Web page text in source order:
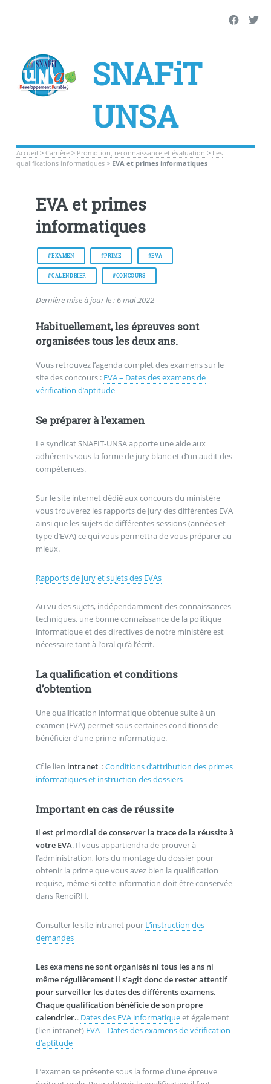
SNAFiT
UNSA
Accueil > Carrière> Promotion, reconnaissance et évaluation > Les
qualifications informatiques> EVA et primes informatiques
EVA et primes
informatiques
#EXAMEN #PRIME #EVA
#CALENDRIER #CONCOURS
Dernière mise à jour le : 6 mai 2022
Habituellement, les épreuves sont
organisées tous les deux ans.
Vous retrouvez l’agenda complet des examens sur le
site des concours : EVA – Dates des examens de
vérification d’aptitude
Se préparer à l’examen
Le syndicat SNAFIT-UNSA apporte une aide aux
adhérents sous la forme de jury blanc et d’un audit des
compétences.
Sur le site internet dédié aux concours du ministère
vous trouverez les rapports de jury des différentes EVA
ainsi que les sujets de différentes sessions (années et
type d’EVA) ce qui vous permettra de vous préparer au
mieux.
Rapports de jury et sujets des EVAs
Au vu des sujets, indépendamment des connaissances
techniques, une bonne connaissance de la politique
informatique et des directives de notre ministère est
nécessaire tant à l’oral qu’à l’écrit.
La qualification et conditions
d’obtention
Une qualification informatique obtenue suite à un
examen (EVA) permet sous certaines conditions de
bénéficier d’une prime informatique.
Cf le lien intranet :Conditions d’attribution des primes
informatiques et instruction des dossiers
Important en cas de réussite
Il est primordial de conserver la trace de la réussite à
votre EVA. Il vous appartiendra de prouver à
l’administration, lors du montage du dossier pour
obtenir la prime que vous avez bien la qualification
requise, même si cette information doit être conservée
dans RenoiRH.
Consulter le site intranet pour L’instruction des
demandes
Les examens ne sont organisés ni tous les ans ni
même régulièrement il s’agit donc de rester attentif
pour surveiller les dates des différents examens.
Chaque qualification bénéficie de son propre
calendrier.. Dates des EVA informatiqueet également
(lien intranet) EVA – Dates des examens de vérification
d’aptitude
L’examen se présente sous la forme d’une épreuve